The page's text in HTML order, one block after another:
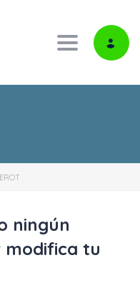
Toggle
ningún
modifica tu